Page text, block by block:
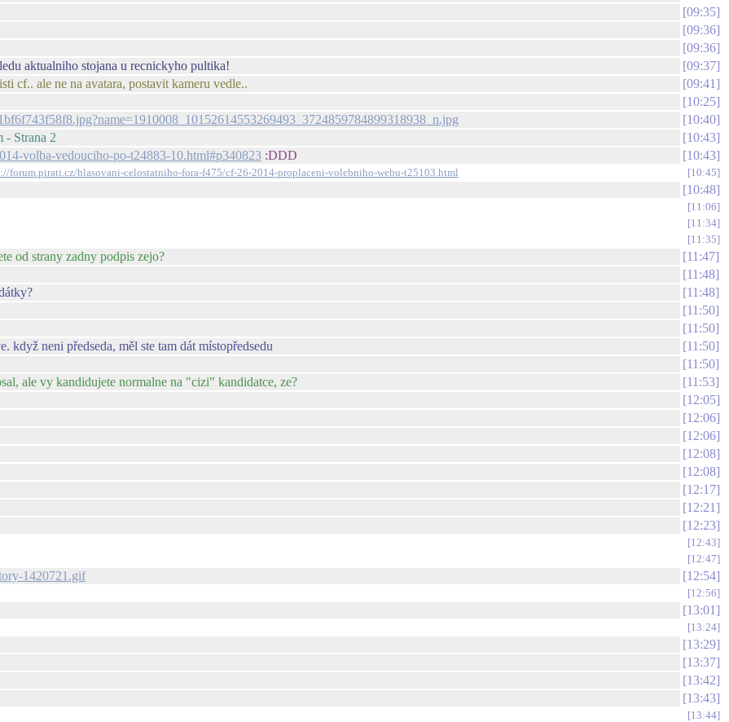
09:35
09:36
09:36
aktualniho stojana u recnickyho pultika!
09:37
cf.. ale ne na avatara, postavit kameru vedle..
09:41
10:25
10:40
- Strana 2
10:43
volba-vedouciho-po-t24883-10.html#p340823 :DDD 10:43
forum.pirati.cz/hlasovani-celostatniho-fora-f475/cf-26-2014-proplaceni-volebniho-webu-t25103.html 10:45
10:48
11:06
11:34
11:35
od strany zadny podpis zejo?
11:47
11:48
11:48
11:50
11:50
neni předseda, měl ste tam dát místopředsedu
11:50
11:50
ale vy kandidujete normalne na "cizi" kandidatce, ze?
11:53
12:05
12:06
12:06
12:08
12:08
12:17
12:21
12:23
12:43
12:47
1420721.gif 12:54
12:56
13:01
13:24
13:29
13:37
13:42
13:43
13:44